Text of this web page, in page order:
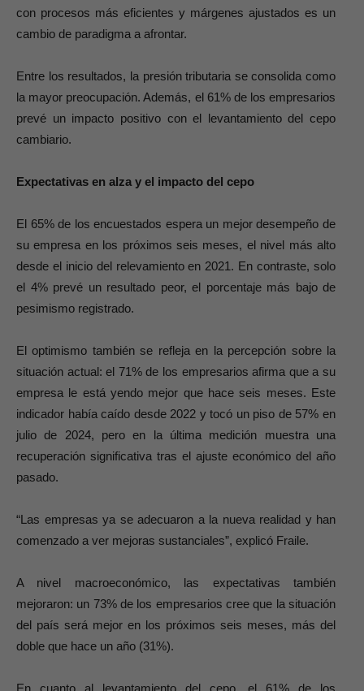
con procesos más eficientes y márgenes ajustados es un
cambio de paradigma a afrontar.
Entre los resultados, la presión tributaria se consolida como
la mayor preocupación. Además, el 61% de los empresarios
prevé un impacto positivo con el levantamiento del cepo
cambiario.
Expectativas en alza y el impacto del cepo
El 65% de los encuestados espera un mejor desempeño de
su empresa en los próximos seis meses, el nivel más alto
desde el inicio del relevamiento en 2021. En contraste, solo
el 4% prevé un resultado peor, el porcentaje más bajo de
pesimismo registrado.
El optimismo también se refleja en la percepción sobre la
situación actual: el 71% de los empresarios afirma que a su
empresa le está yendo mejor que hace seis meses. Este
indicador había caído desde 2022 y tocó un piso de 57% en
julio de 2024, pero en la última medición muestra una
recuperación significativa tras el ajuste económico del año
pasado.
“Las empresas ya se adecuaron a la nueva realidad y han
comenzado a ver mejoras sustanciales”, explicó Fraile.
A nivel macroeconómico, las expectativas también
mejoraron: un 73% de los empresarios cree que la situación
del país será mejor en los próximos seis meses, más del
doble que hace un año (31%).